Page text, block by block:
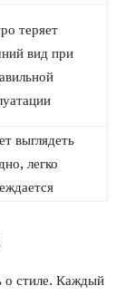
теряет
вид при
выглядеть
легко
о стиле. Каждый